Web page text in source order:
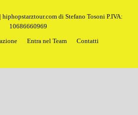
di Stefano Tosoni P.IVA:
10686660969
Entra nel Team Contatti